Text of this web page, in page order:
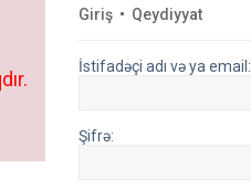
Giriş • Qeydiyyat
İstifadəçi adı və ya email:
Şifrə: